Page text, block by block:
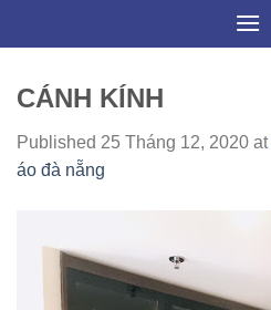
CÁNH KÍNH
Published 25 Tháng 12, 2020 at
áo đà nẵng